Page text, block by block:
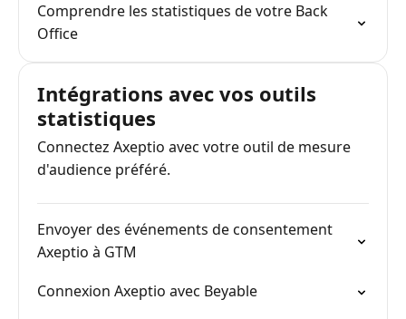
Comprendre les statistiques de votre Back
Office
Intégrations avec vos outils
statistiques
Connectez Axeptio avec votre outil de mesure
d'audience préféré.
Envoyer des événements de consentement
Axeptio à GTM
Connexion Axeptio avec Beyable